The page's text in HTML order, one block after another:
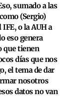
sumado a las
(Sergio)
o la AUH a
eso genera
que tienen
días que nos
el tema de dar
nosotros
datos no van